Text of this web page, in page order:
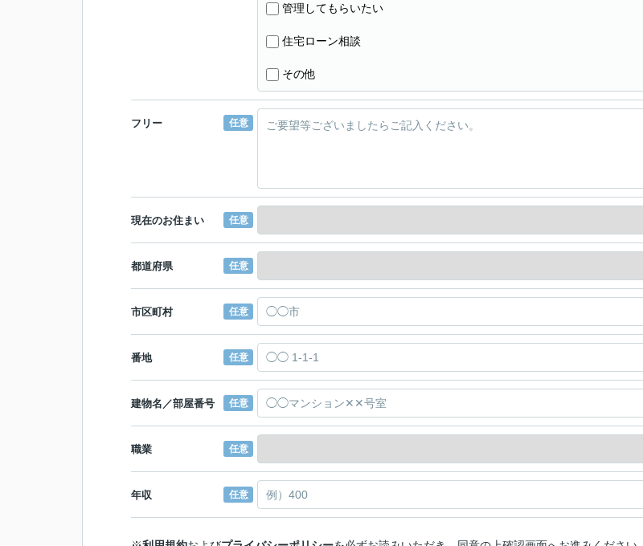
管理してもらいたい
住宅ローン相談
その他
フリー 任意
現在のお住まい 任意
都道府県 任意
市区町村 任意
番地 任意
建物名／部屋番号 任意
職業 任意
年収 任意